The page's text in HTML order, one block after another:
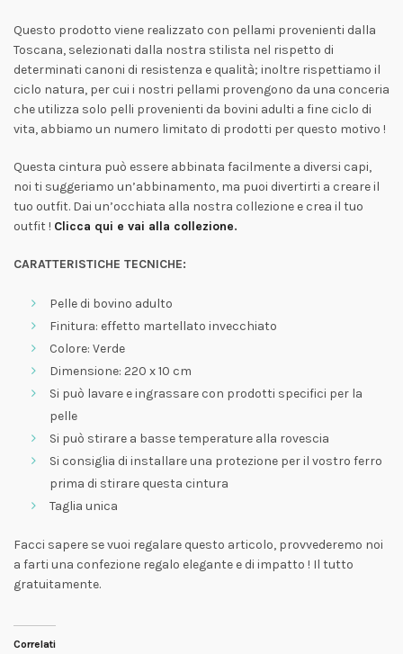
Questo prodotto viene realizzato con pellami provenienti dalla
Toscana, selezionati dalla nostra stilista nel rispetto di
determinati canoni di resistenza e qualità; inoltre rispettiamo il
ciclo natura, per cui i nostri pellami provengono da una conceria
che utilizza solo pelli provenienti da bovini adulti a fine ciclo di
vita, abbiamo un numero limitato di prodotti per questo motivo !
Questa cintura può essere abbinata facilmente a diversi capi,
noi ti suggeriamo un’abbinamento, ma puoi divertirti a creare il
tuo outfit. Dai un’occhiata alla nostra collezione e crea il tuo
outfit ! Clicca qui e vai alla collezione.
CARATTERISTICHE TECNICHE:
Pelle di bovino adulto
Finitura: effetto martellato invecchiato
Colore: Verde
Dimensione: 220 x 10 cm
Si può lavare e ingrassare con prodotti specifici per la
pelle
Si può stirare a basse temperature alla rovescia
Si consiglia di installare una protezione per il vostro ferro
prima di stirare questa cintura
Taglia unica
Facci sapere se vuoi regalare questo articolo, provvederemo noi
a farti una confezione regalo elegante e di impatto ! Il tutto
gratuitamente.
Correlati